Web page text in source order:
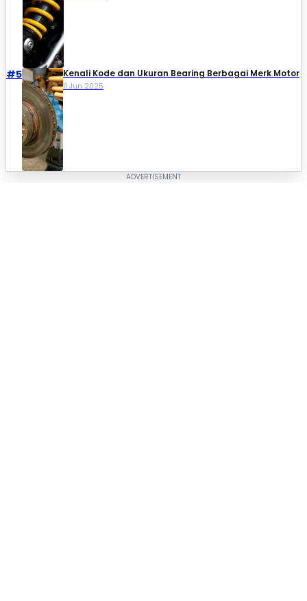
#5 Kenali Kode dan Ukuran Bearing Berbagai Merk Motor
11 Jun 2025